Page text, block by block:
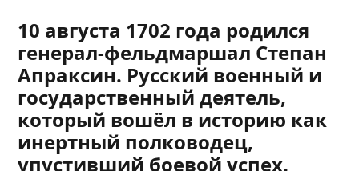
10 августа 1702 года родился
генерал-фельдмаршал Степан
Апраксин. Русский военный и
государственный деятель,
который вошёл в историю как
инертный полководец,
упустивший боевой успех.